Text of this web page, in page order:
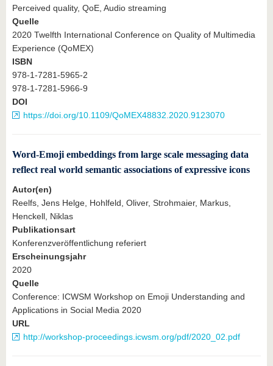
Perceived quality, QoE, Audio streaming
Quelle
2020 Twelfth International Conference on Quality of Multimedia
Experience (QoMEX)
ISBN
978-1-7281-5965-2
978-1-7281-5966-9
DOI
https://doi.org/10.1109/QoMEX48832.2020.9123070
Word-Emoji embeddings from large scale messaging data
reflect real world semantic associations of expressive icons
Autor(en)
Reelfs, Jens Helge, Hohlfeld, Oliver, Strohmaier, Markus,
Henckell, Niklas
Publikationsart
Konferenzveröffentlichung referiert
Erscheinungsjahr
2020
Quelle
Conference: ICWSM Workshop on Emoji Understanding and
Applications in Social Media 2020
URL
http://workshop-proceedings.icwsm.org/pdf/2020_02.pdf